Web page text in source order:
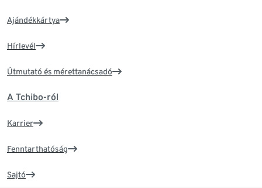
Ajándékkártya
Hírlevél
Útmutató és mérettanácsadó
A Tchibo-ról
Karrier
Fenntarthatóság
Sajtó